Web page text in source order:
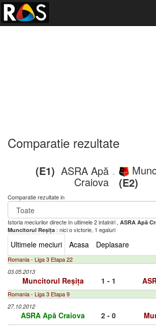
Comparatie rezultate
(E1) ASRA Apă
Craiova
-
(E2)
Comparatie rezultate in
Istoria meciurilor directe In ultimele 2 intalniri , ASRA Apă
Muncitorul Reșița : nici o victorie, 1 egaluri
Ultimele meciuri Acasa Deplasare
Romania - Liga 3 Etapa 22
03.05.2013
Muncitorul Reșița 1 - 1
Romania - Liga 3 Etapa 9
27.10.2012
ASRA Apă Craiova 2 - 0